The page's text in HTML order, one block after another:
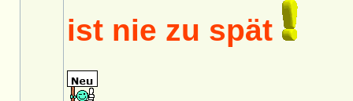
ist nie zu spät